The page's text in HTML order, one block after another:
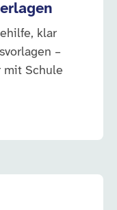
klar
–
mit Schule